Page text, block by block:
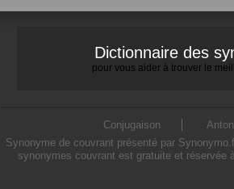
Dictionnaire des
pour vous aider à trouver le
Conjugaison
Synonyme de couvrant présenté par
synonymes couvrant est gratuite et réservée